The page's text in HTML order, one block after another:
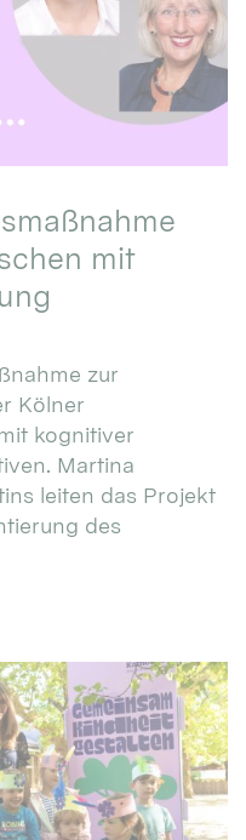
mit
zur
Kölner
kognitiver
Martina
leiten das Projekt
des